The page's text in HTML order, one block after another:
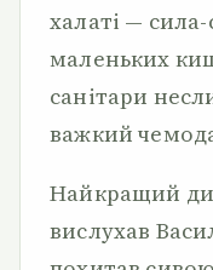
халаті —
маленьких
санітари
важкий
Найкращий
вислухав